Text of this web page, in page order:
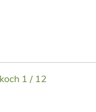
1 / 12